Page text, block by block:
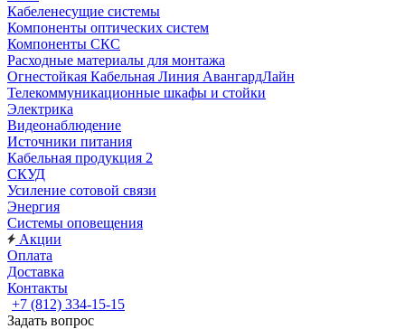
Кабеленесущие системы
Компоненты оптических систем
Компоненты СКС
Расходные материалы для монтажа
Огнестойкая Кабельная Линия АвангардЛайн
Телекоммуникационные шкафы и стойки
Электрика
Видеонаблюдение
Источники питания
Кабельная продукция 2
СКУД
Усиление сотовой связи
Энергия
Системы оповещения
Акции
Оплата
Доставка
Контакты
+7 (812) 334-15-15
Задать вопрос